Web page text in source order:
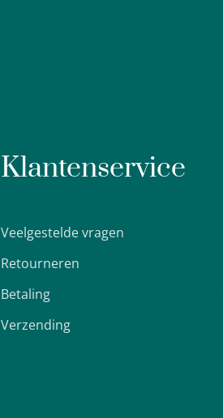
Klantenservice
Veelgestelde vragen
Retourneren
Betaling
Verzending